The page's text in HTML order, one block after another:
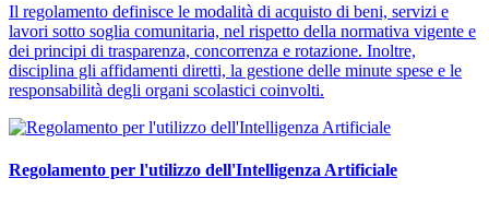
Il regolamento definisce le modalità di acquisto di beni, servizi e
lavori sotto soglia comunitaria, nel rispetto della normativa vigente e
dei principi di trasparenza, concorrenza e rotazione. Inoltre,
disciplina gli affidamenti diretti, la gestione delle minute spese e le
responsabilità degli organi scolastici coinvolti.
Regolamento per l'utilizzo dell'Intelligenza Artificiale